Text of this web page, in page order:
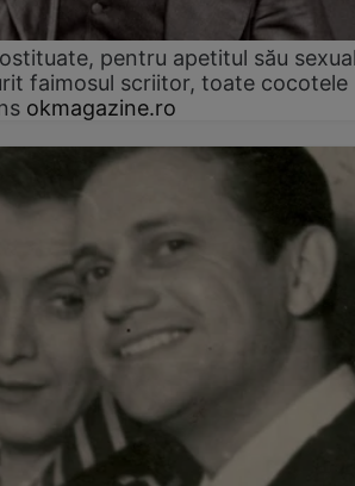
pentru apetitul său
faimosul scriitor, toate cocotele
okmagazine.ro